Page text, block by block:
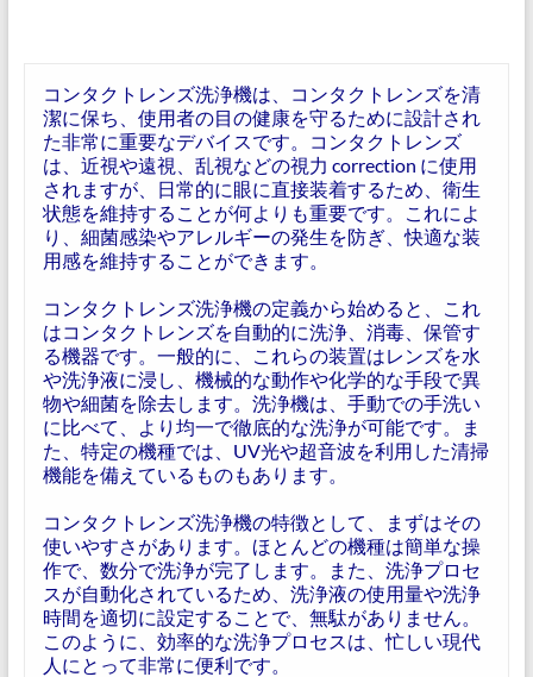
コンタクトレンズ洗浄機は、コンタクトレンズを清
潔に保ち、使用者の目の健康を守るために設計され
た非常に重要なデバイスです。コンタクトレンズ
は、近視や遠視、乱視などの視力 correction に使用
されますが、日常的に眼に直接装着するため、衛生
状態を維持することが何よりも重要です。これによ
り、細菌感染やアレルギーの発生を防ぎ、快適な装
用感を維持することができます。
コンタクトレンズ洗浄機の定義から始めると、これ
はコンタクトレンズを自動的に洗浄、消毒、保管す
る機器です。一般的に、これらの装置はレンズを水
や洗浄液に浸し、機械的な動作や化学的な手段で異
物や細菌を除去します。洗浄機は、手動での手洗い
に比べて、より均一で徹底的な洗浄が可能です。ま
た、特定の機種では、UV光や超音波を利用した清掃
機能を備えているものもあります。
コンタクトレンズ洗浄機の特徴として、まずはその
使いやすさがあります。ほとんどの機種は簡単な操
作で、数分で洗浄が完了します。また、洗浄プロセ
スが自動化されているため、洗浄液の使用量や洗浄
時間を適切に設定することで、無駄がありません。
このように、効率的な洗浄プロセスは、忙しい現代
人にとって非常に便利です。